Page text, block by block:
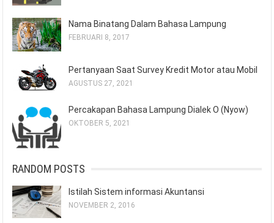
Nama Binatang Dalam Bahasa Lampung
FEBRUARI 8, 2017
Pertanyaan Saat Survey Kredit Motor atau Mobil
AGUSTUS 27, 2021
Percakapan Bahasa Lampung Dialek O (Nyow)
OKTOBER 5, 2021
RANDOM POSTS
Istilah Sistem informasi Akuntansi
NOVEMBER 2, 2016